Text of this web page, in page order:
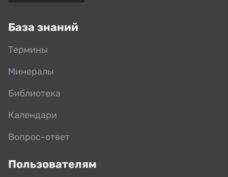
База знаний
Термины
Минералы
Библиотека
Календари
Вопрос-ответ
Пользователям